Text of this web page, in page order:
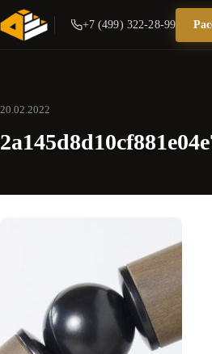
+7 (499) 322-28-99
20.02.2022